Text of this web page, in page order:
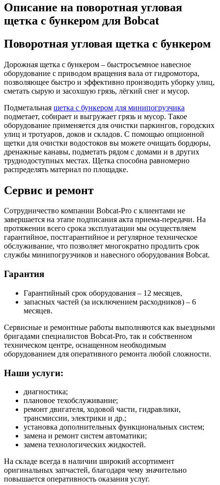
Описание на поворотная угловая
щетка с бункером для Bobcat
Поворотная угловая щетка с бункером
Дорожная щетка с бункером – быстросъемное навесное
оборудование с приводом вращения вала от гидромотора,
позволяющее быстро и эффективно производить уборку улиц,
сметать сырую и засохшую грязь, лёгкий снег и мусор.
Подметальная щетка с бункером для минипогрузчика
подметает, собирает и выгружает грязь и мусор. Такое
оборудование применяется для очистки паркингов, городских
улиц и тротуаров, доков и складов. С помощью опционной
щетки для очистки водостоков вы можете очищать бордюры,
дренажные канавы, подметать рядом с домами и в других
труднодоступных местах. Щетка способна равномерно
распределять материал по площадке.
Сервис и ремонт
Сотрудничество компании Bobcat-Pro с клиентами не
завершается на этапе подписания акта приема-передачи. На
протяжении всего срока эксплуатации мы осуществляем
гарантийное, постгарантийное и регулярное техническое
обслуживание, что позволяет многократно продлить срок
службы минипогрузчиков и навесного оборудования Bobcat.
Гарантия
Гарантийный срок оборудования – 12 месяцев,
запасных частей (за исключением расходников) – 6
месяцев.
Сервисные и ремонтные работы выполняются как выездными
бригадами специалистов Bobcat-Pro, так и собственном
техническом центре, оснащенном необходимым
оборудованием для оперативного ремонта любой сложности.
Наши услуги:
диагностика;
плановое техобслуживание;
ремонт двигателя, ходовой части, гидравлики,
трансмиссии, электрики и др.;
установка дополнительных функциональных систем;
замена и ремонт систем автоматики;
замена технологических жидкостей.
На складе всегда в наличии широкий ассортимент
оригинальных запчастей, благодаря чему значительно
повышается оперативность оказания услуг.